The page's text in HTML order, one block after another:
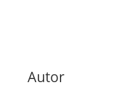
Autor